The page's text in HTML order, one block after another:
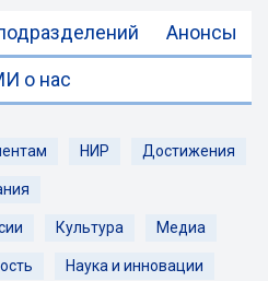
Анонсы
о нас
НИР Достижения
Культура Медиа
Наука и инновации